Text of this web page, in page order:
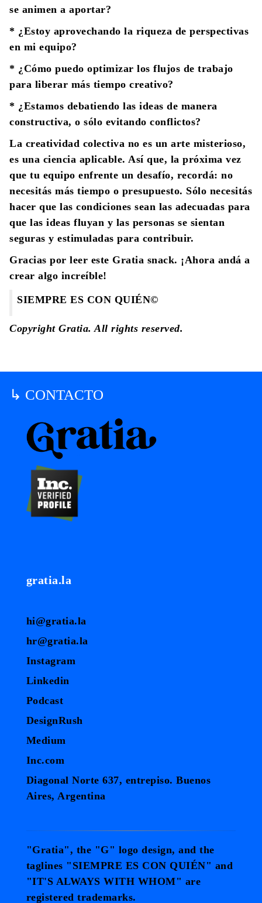
se animen a aportar?
* ¿Estoy aprovechando la riqueza de perspectivas
en mi equipo?
* ¿Cómo puedo optimizar los flujos de trabajo
para liberar más tiempo creativo?
* ¿Estamos debatiendo las ideas de manera
constructiva, o sólo evitando conflictos?
La creatividad colectiva no es un arte misterioso,
es una ciencia aplicable. Así que, la próxima vez
que tu equipo enfrente un desafío, recordá: no
necesitás más tiempo o presupuesto. Sólo necesitás
hacer que las condiciones sean las adecuadas para
que las ideas fluyan y las personas se sientan
seguras y estimuladas para contribuir.
Gracias por leer este Gratia snack. ¡Ahora andá a
crear algo increíble!
SIEMPRE ES CON QUIÉN©
Copyright Gratia. All rights reserved.
↳ CONTACTO
gratia.la
hi@gratia.la
hr@gratia.la
Instagram
Linkedin
Podcast
DesignRush
Medium
Inc.com
Diagonal Norte 637, entrepiso. Buenos
Aires, Argentina
"Gratia", the "G" logo design, and the
taglines "SIEMPRE ES CON QUIÉN" and
"IT'S ALWAYS WITH WHOM" are
registered trademarks.